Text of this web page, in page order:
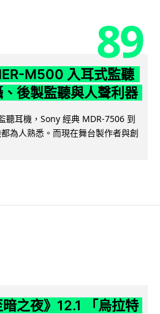
89
M500 入耳式監聽
後製監聽與人聲利器
聽耳機，Sony 經典 MDR-7506 到
為人熟悉。而現在舞台製作者與創
暗之夜》12.1 「烏拉特